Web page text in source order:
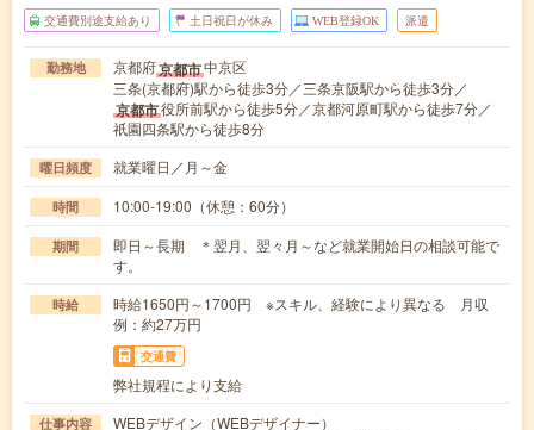
交通費別途支給あり 土日祝日が休み WEB登録OK 派遣
勤務地 京都府京都市中京区
三条(京都府)駅から徒歩3分／三条京阪駅から徒歩3分／
京都市役所前駅から徒歩5分／京都河原町駅から徒歩7分／
祇園四条駅から徒歩8分
曜日頻度 就業曜日／月～金
時間 10:00-19:00（休憩：60分）
期間
即日～長期 ＊翌月、翌々月～など就業開始日の相談可能で
す。
時給
時給1650円～1700円 ※スキル、経験により異なる 月収
例：約27万円
交通費
弊社規程により支給
仕事内容
WEBデザイン（WEBデザイナー）